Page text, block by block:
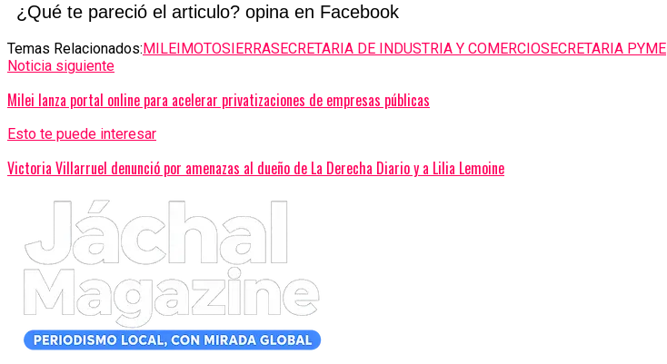
¿Qué te pareció el articulo? opina en Facebook
Temas Relacionados:MILEIMOTOSIERRASECRETARIA DE INDUSTRIA Y COMERCIOSECRETARIA PYME
Noticia siguiente
Milei lanza portal online para acelerar privatizaciones de empresas públicas
Esto te puede interesar
Victoria Villarruel denunció por amenazas al dueño de La Derecha Diario y a Lilia Lemoine